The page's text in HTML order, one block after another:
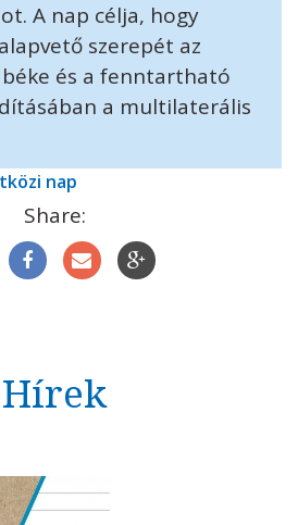
A nap célja, hogy
szerepét az
és a fenntartható
a multilaterális
nap
Share:
Hírek